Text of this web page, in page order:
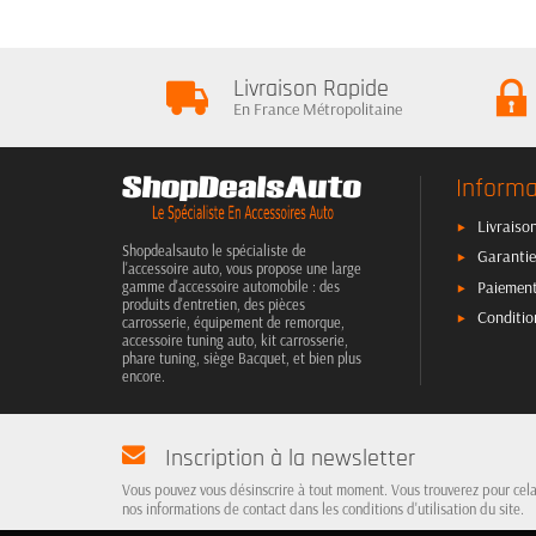
Livraison Rapide
En France Métropolitaine
Shopdealsauto le spécialiste de
l'accessoire auto, vous propose une large
gamme d'accessoire automobile : des
produits d'entretien, des pièces
carrosserie, équipement de remorque,
accessoire tuning auto, kit carrosserie,
phare tuning, siège Bacquet, et bien plus
encore.
Inscription à la newsletter
Vous pouvez vous désinscrire à tout moment. Vous trouverez pour cela
nos informations de contact dans les conditions d'utilisation du site.